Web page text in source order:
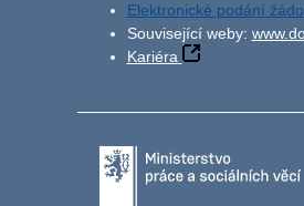
Elektronické podání
Související weby:
Kariéra